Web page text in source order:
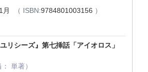
月
（ ISBN:9784801003156 ）
リシーズ』第七挿話「アイオロス」
単著）